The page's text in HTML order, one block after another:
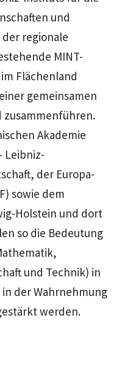
und
regionale
MINT-
Flächenland
gemeinsamen
zusammenführen.
Akademie
Leibniz-
der Europa-
sowie dem
Holstein und dort
so die Bedeutung
und Technik) in
der Wahrnehmung
werden.